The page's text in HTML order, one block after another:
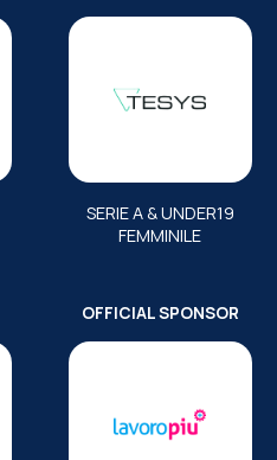
SERIE A & UNDER19
FEMMINILE
OFFICIAL SPONSOR